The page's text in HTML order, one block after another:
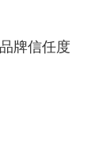
牌信任度